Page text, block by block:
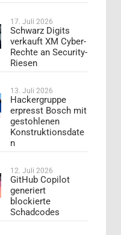
17. Juli 2026
Schwarz Digits
verkauft XM Cyber-
Rechte an Security-
Riesen
13. Juli 2026
Hackergruppe
erpresst Bosch mit
gestohlenen
Konstruktionsdate
n
12. Juli 2026
GitHub Copilot
generiert
blockierte
Schadcodes